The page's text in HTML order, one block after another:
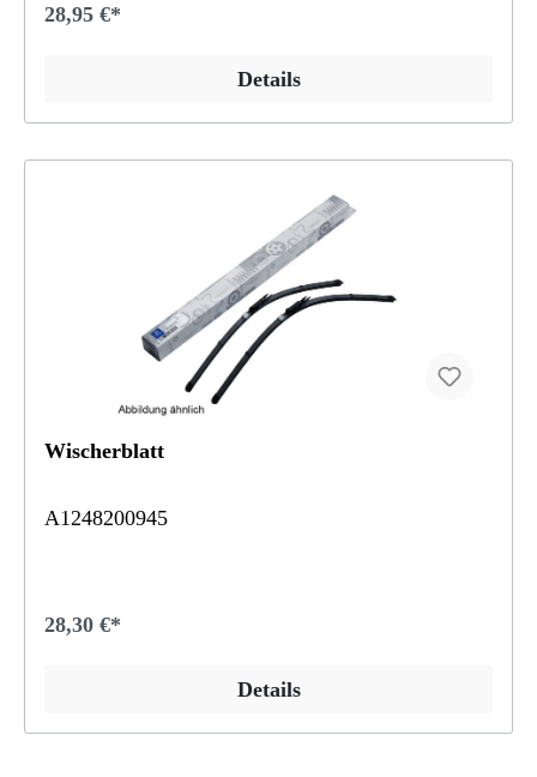
28,95 €*
Details
Wischerblatt
A1248200945
28,30 €*
Details